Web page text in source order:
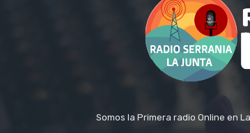
Somos la Primera radio Online en